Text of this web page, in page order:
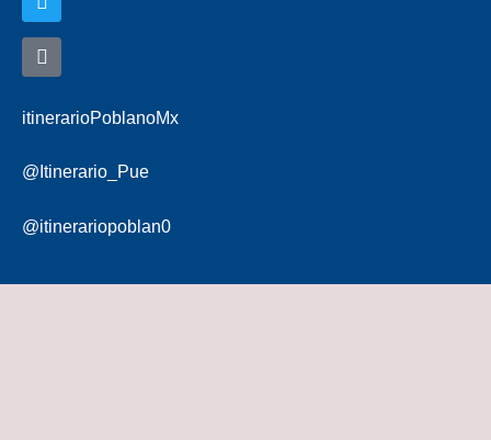
itinerarioPoblanoMx
@Itinerario_Pue
@itinerariopoblan0